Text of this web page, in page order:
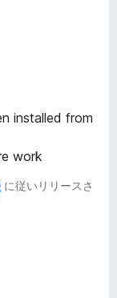
installed from
work
に従いリリースさ